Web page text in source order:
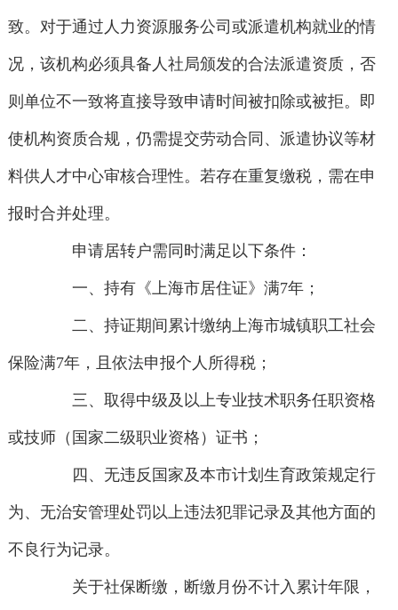
致。对于通过人力资源服务公司或派遣机构就业的情
况，该机构必须具备人社局颁发的合法派遣资质，否
则单位不一致将直接导致申请时间被扣除或被拒。即
使机构资质合规，仍需提交劳动合同、派遣协议等材
料供人才中心审核合理性。若存在重复缴税，需在申
报时合并处理。
申请居转户需同时满足以下条件：
一、持有《上海市居住证》满7年；
二、持证期间累计缴纳上海市城镇职工社会
保险满7年，且依法申报个人所得税；
三、取得中级及以上专业技术职务任职资格
或技师（国家二级职业资格）证书；
四、无违反国家及本市计划生育政策规定行
为、无治安管理处罚以上违法犯罪记录及其他方面的
不良行为记录。
关于社保断缴，断缴月份不计入累计年限，